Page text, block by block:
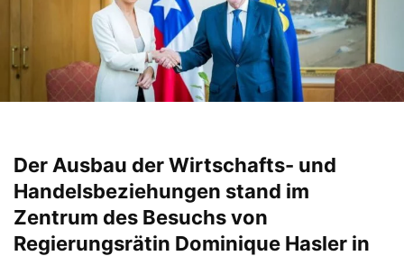
Der Ausbau der Wirtschafts- und
Handelsbeziehungen stand im
Zentrum des Besuchs von
Regierungsrätin Dominique Hasler in